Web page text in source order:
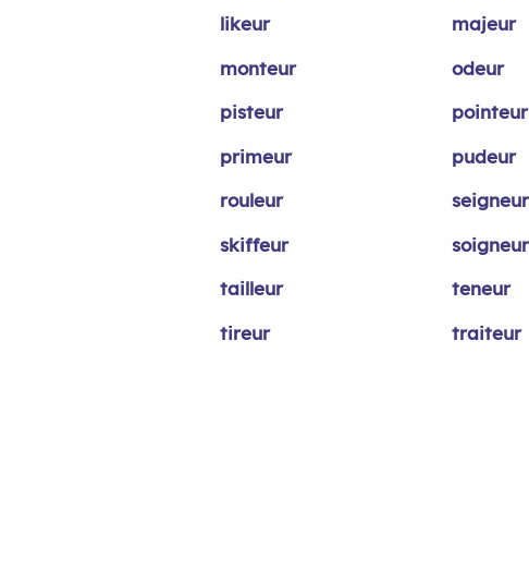
likeur
majeur
monteur
odeur
pisteur
pointeur
primeur
pudeur
rouleur
seigneur
skiffeur
soigneur
tailleur
teneur
tireur
traiteur